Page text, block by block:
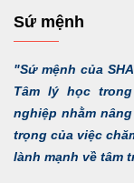
Sứ mệnh
"Sứ mệnh của
Tâm lý học
nghiệp nhằm
trọng của việc
lành mạnh về tâm